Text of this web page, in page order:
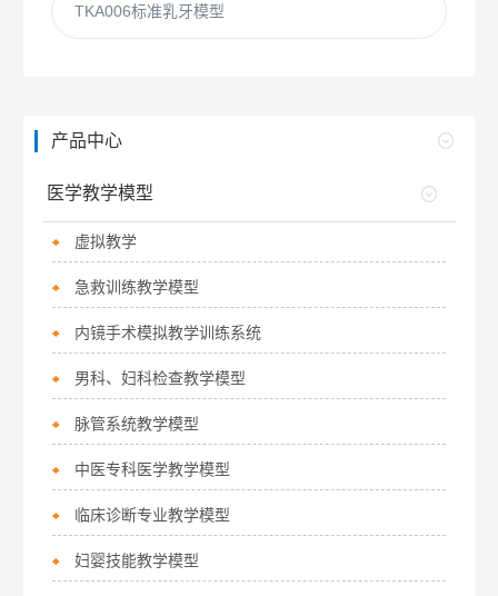
TKA006标准乳牙模型
产品中心
医学教学模型
虚拟教学
急救训练教学模型
内镜手术模拟教学训练系统
男科、妇科检查教学模型
脉管系统教学模型
中医专科医学教学模型
临床诊断专业教学模型
妇婴技能教学模型